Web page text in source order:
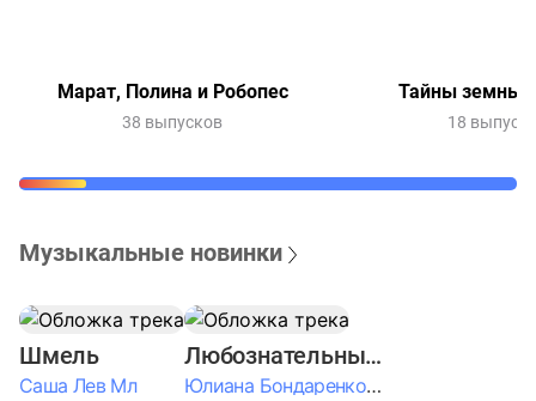
Марат, Полина и Робопес
38 выпусков
Тайны земных
18
Музыкальные новинки
Шмель
Саша Лев Мл
Любознательные Дети
Юлиана Бондаренко & Амелия Колпакова & Егор Егоров & Валерия Шевченко & Ксюша Косичкина